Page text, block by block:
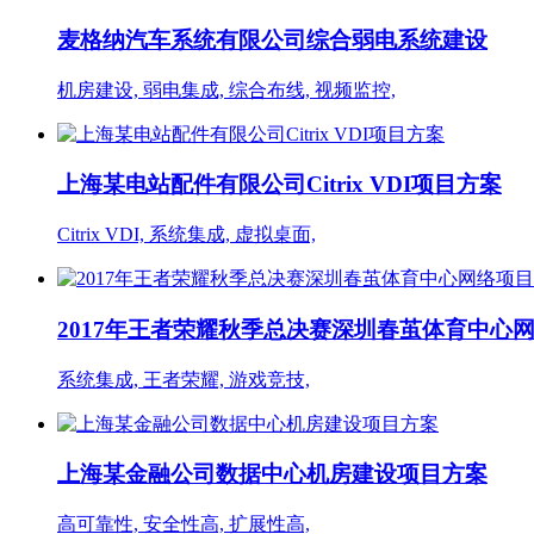
麦格纳汽车系统有限公司综合弱电系统建设
机房建设, 弱电集成, 综合布线, 视频监控,
上海某电站配件有限公司Citrix VDI项目方案
Citrix VDI, 系统集成, 虚拟桌面,
2017年王者荣耀秋季总决赛深圳春茧体育中心
系统集成, 王者荣耀, 游戏竞技,
上海某金融公司数据中心机房建设项目方案
高可靠性, 安全性高, 扩展性高,